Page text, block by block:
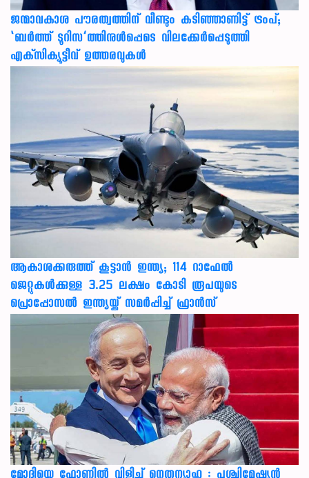
ജന്മാവകാശ പൗരത്വത്തിന് വീണ്ടും കടിഞ്ഞാണിട്ട് ട്രംപ്;
‘ബര്‍ത്ത് ടൂറിസ’ത്തിനുള്‍പ്പെടെ വിലക്കേര്‍പ്പെടുത്തി
എക്‌സിക്യൂട്ടീവ് ഉത്തരവുകള്‍
ആകാശക്കരുത്ത് കൂട്ടാൻ ഇന്ത്യ; 114 റാഫേൽ
ജെറ്റുകൾക്കുള്ള 3.25 ലക്ഷം കോടി രൂപയുടെ
പ്രൊപ്പോസൽ ഇന്ത്യയ്ക്ക് സമർപ്പിച്ച് ഫ്രാൻസ്